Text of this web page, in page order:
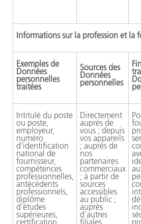
Informations sur la profession et la
Exemples de
Données
personnelles
traitées
Sources des
Données
personnelles
Intitulé du poste
ou poste,
employeur,
numéro
d’identification
national de
fournisseur,
compétences
professionnelles,
antécédents
professionnels,
diplôme
d’études
supérieures,
Directement
auprès de
vous ; depuis
vos appareils
; auprès de
nos
partenaires
commerciaux
; à partir de
sources
accessibles
au public ;
auprès
d’autres